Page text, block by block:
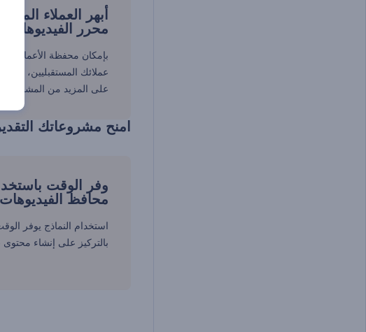
أبهر العملاء
محرر الفيديوهات
بإمكان محفظة الأعمال جيدة
عملائك المستقبليين،
على المزيد من
امنح مشروعاتك
وفر الوقت
محافظ الفيديوهات
استخدام النماذج يوفر
بالتركيز على إنشاء محتوى